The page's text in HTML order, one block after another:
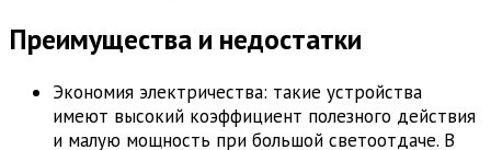
Преимущества и недостатки
Экономия электричества: такие устройства
имеют высокий коэффициент полезного действия
и малую мощность при большой светоотдаче. В